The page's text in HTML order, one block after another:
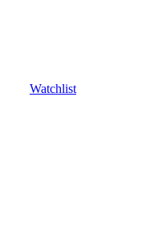
Watchlist